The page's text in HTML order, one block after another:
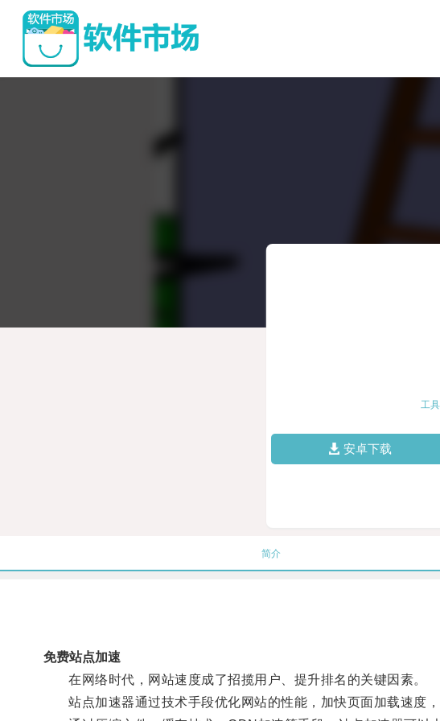
工具
安卓下载
简介
免费站点加速
在网络时代，网站速度成了招揽用户、提升排名的关键因素。
站点加速器通过技术手段优化网站的性能，加快页面加载速度，